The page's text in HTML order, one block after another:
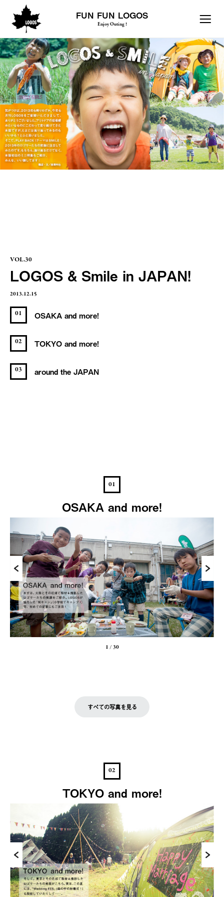
FUN FUN LOGOS
Enjoy Outing !
VOL.30
LOGOS & Smile in JAPAN!
2013.12.15
01 OSAKA and more!
02 TOKYO and more!
03 around the JAPAN
01
OSAKA and more!
1/30
すべての写真を見る
02
TOKYO and more!